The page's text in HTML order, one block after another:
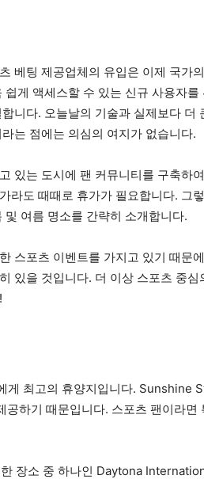
베팅 제공업체의 유입은 이제 국가
게 액세스할 수 있는 신규 사용자를
니다. 오늘날의 기술과 실제보다 더
는 점에는 의심의 여지가 없습니다.
있는 도시에 팬 커뮤니티를 구축하
라도 때때로 휴가가 필요합니다. 그
여름 명소를 간략히 소개합니다.
스포츠 이벤트를 가지고 있기 때문
있을 것입니다. 더 이상 스포츠 중심
게 최고의 휴양지입니다. Sunshine
하기 때문입니다. 스포츠 팬이라면
장소 중 하나인 Daytona